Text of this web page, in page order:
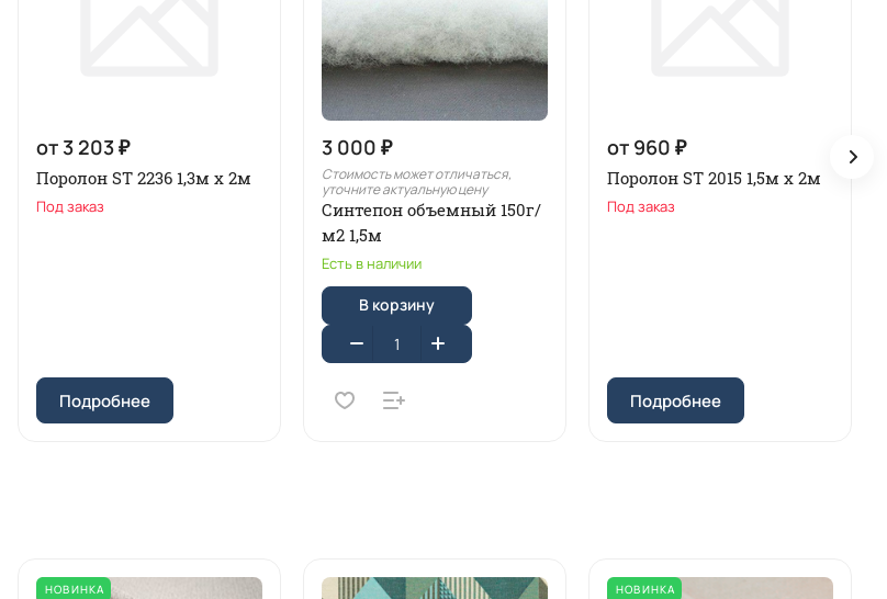
от 3 203 ₽
Поролон ST 2236 1,3м х 2м
Под заказ
Подробнее
3 000 ₽
Стоимость может отличаться,
уточните актуальную цену
Синтепон объемный 150г/
м2 1,5м
Есть в наличии
В корзину
от 960 ₽
Поролон ST 2015 1,5м х 2м
Под заказ
Подробнее
НОВИНКА НОВИНКА